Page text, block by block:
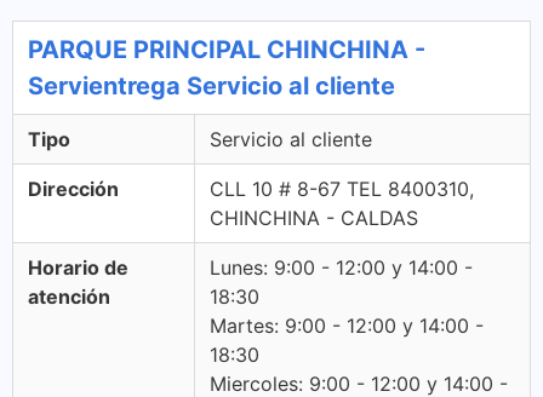
PARQUE PRINCIPAL CHINCHINA -
Servientrega Servicio al cliente
Tipo Servicio al cliente
Dirección
CLL 10 # 8-67 TEL 8400310,
CHINCHINA - CALDAS
Horario de
atención
Lunes: 9:00 - 12:00 y 14:00 -
18:30
Martes: 9:00 - 12:00 y 14:00 -
18:30
Miercoles: 9:00 - 12:00 y 14:00 -